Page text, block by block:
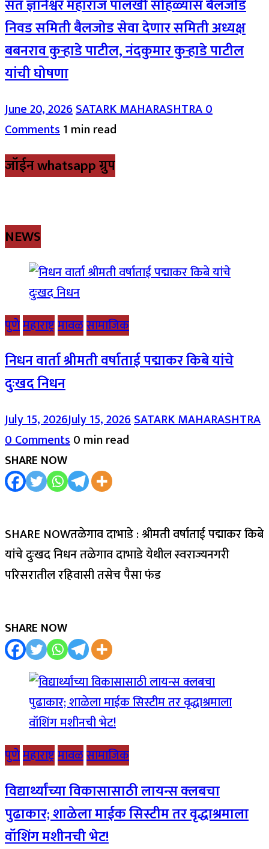
संत ज्ञानेश्वर महाराज पालखी सोहळ्यास बैलजोड
निवड समिती बैलजोड सेवा देणार समिती अध्यक्ष
बबनराव कुऱ्हाडे पाटील, नंदकुमार कुऱ्हाडे पाटील
यांची घोषणा
June 20, 2026SATARK MAHARASHTRA0
Comments1 min read
जॉईन whatsapp ग्रुप
NEWS
पुणेमहाराष्ट्रमावळसामाजिक
निधन वार्ता श्रीमती वर्षाताई पद्माकर किबे यांचे
दुःखद निधन
July 15, 2026July 15, 2026SATARK MAHARASHTRA
0 Comments0 min read
SHARE NOW
SHARE NOWतळेगाव दाभाडे : श्रीमती वर्षाताई पद्माकर किबे
यांचे दुःखद निधन तळेगाव दाभाडे येथील स्वराज्यनगरी
परिसरातील रहिवासी तसेच पैसा फंड
SHARE NOW
पुणेमहाराष्ट्रमावळसामाजिक
विद्यार्थ्यांच्या विकासासाठी लायन्स क्लबचा
पुढाकार; शाळेला माईक सिस्टीम तर वृद्धाश्रमाला
वॉशिंग मशीनची भेट!